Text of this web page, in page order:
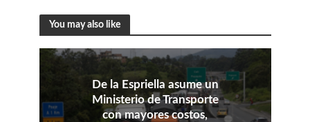
You may also like
De la Espriella asume un
Ministerio de Transporte
con mayores costos,